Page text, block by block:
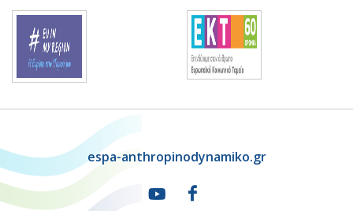
espa-anthropinodynamiko.gr